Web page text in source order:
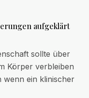
aufgeklärt
sollte über
Körper verbleiben
wenn ein klinischer